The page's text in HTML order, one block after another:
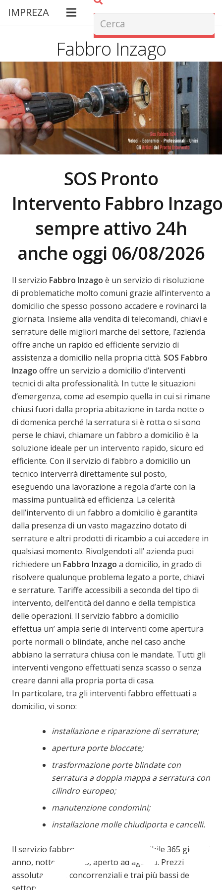
IMPREZA
Fabbro Inzago
SOS Pronto
Intervento Fabbro
sempre attivo 24h
anche oggi 06/08/2026
Il servizio Fabbro Inzago è un servizio di risoluzione
di problematiche molto comuni grazie all’intervento a
domicilio che spesso possono accadere e rovinarci la
giornata. Insieme alla vendita di telecomandi, chiavi e
serrature delle migliori marche del settore, l’azienda
offre anche un rapido ed efficiente servizio di
assistenza a domicilio nella propria città. SOS Fabbro
Inzago offre un servizio a domicilio d’interventi
tecnici di alta professionalità. In tutte le situazioni
d’emergenza, come ad esempio quella in cui si rimane
chiusi fuori dalla propria abitazione in tarda notte o
di domenica perché la serratura si è rotta o si sono
perse le chiavi, chiamare un fabbro a domicilio è la
soluzione ideale per un intervento rapido, sicuro ed
efficiente. Con il servizio di fabbro a domicilio un
tecnico interverrà direttamente sul posto,
eseguendo una lavorazione a regola d’arte con la
massima puntualità ed efficienza. La celerità
dell’intervento di un fabbro a domicilio è garantita
dalla presenza di un vasto magazzino dotato di
serrature e altri prodotti di ricambio a cui accedere in
qualsiasi momento. Rivolgendoti all’ azienda puoi
richiedere un Fabbro Inzago a domicilio, in grado di
risolvere qualunque problema legato a porte, chiavi
e serrature. Tariffe accessibili a seconda del tipo di
intervento, dell’entità del danno e della tempistica
delle operazioni. Il servizio fabbro a domicilio
effettua un’ ampia serie di interventi come apertura
porte normali o blindate, anche nel caso anche
abbiano la serratura chiusa con le mandate. Tutti gli
interventi vengono effettuati senza scasso o senza
creare danni alla propria porta di casa.
In particolare, tra gli interventi fabbro effettuati a
domicilio, vi sono:
installazione e riparazione di serrature;
apertura porte bloccate;
trasformazione porte blindate con
serratura a doppia mappa a serratura con
cilindro europeo;
manutenzione condomini;
installazione molle chiudiporta e cancelli.
Il servizio fabbro a domicilio è disponibile 365 giorni l’
anno, notte e giorno, aperto ad agosto. Prezzi
assolutamente concorrenziali e trai più bassi del